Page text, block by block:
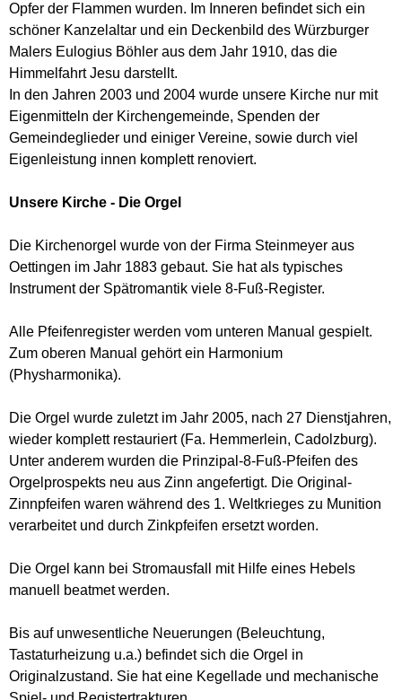
Opfer der Flammen wurden. Im Inneren befindet sich ein
schöner Kanzelaltar und ein Deckenbild des Würzburger
Malers Eulogius Böhler aus dem Jahr 1910, das die
Himmelfahrt Jesu darstellt.
In den Jahren 2003 und 2004 wurde unsere Kirche nur mit
Eigenmitteln der Kirchengemeinde, Spenden der
Gemeindeglieder und einiger Vereine, sowie durch viel
Eigenleistung innen komplett renoviert.
Unsere Kirche - Die Orgel
Die Kirchenorgel wurde von der Firma Steinmeyer aus
Oettingen im Jahr 1883 gebaut. Sie hat als typisches
Instrument der Spätromantik viele 8-Fuß-Register.
Alle Pfeifenregister werden vom unteren Manual gespielt.
Zum oberen Manual gehört ein Harmonium
(Physharmonika).
Die Orgel wurde zuletzt im Jahr 2005, nach 27 Dienstjahren,
wieder komplett restauriert (Fa. Hemmerlein, Cadolzburg).
Unter anderem wurden die Prinzipal-8-Fuß-Pfeifen des
Orgelprospekts neu aus Zinn angefertigt. Die Original-
Zinnpfeifen waren während des 1. Weltkrieges zu Munition
verarbeitet und durch Zinkpfeifen ersetzt worden.
Die Orgel kann bei Stromausfall mit Hilfe eines Hebels
manuell beatmet werden.
Bis auf unwesentliche Neuerungen (Beleuchtung,
Tastaturheizung u.a.) befindet sich die Orgel in
Originalzustand. Sie hat eine Kegellade und mechanische